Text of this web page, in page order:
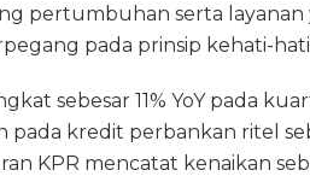
pertumbuhan serta
pada prinsip kehati-
sebesar 11% YoY pada
kredit perbankan ritel
KPR mencatat kenaikan